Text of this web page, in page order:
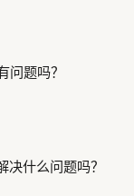
问题吗？
什么问题吗？